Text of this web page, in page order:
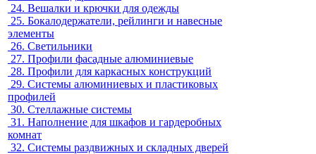
24. Вешалки и крючки для одежды
25. Бокалодержатели, рейлинги и навесные
элементы
26. Светильники
27. Профили фасадные алюминиевые
28. Профили для каркасных конструкций
29. Системы алюминиевых и пластиковых
профилей
30. Стеллажные системы
31. Наполнение для шкафов и гардеробных
комнат
32. Системы раздвижных и складных дверей